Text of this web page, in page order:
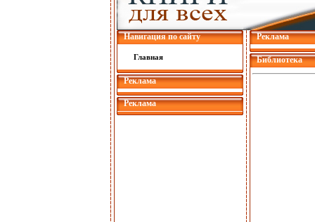
Навигация по сайту
Главная
Реклама
Реклама
Реклама
Библиотека